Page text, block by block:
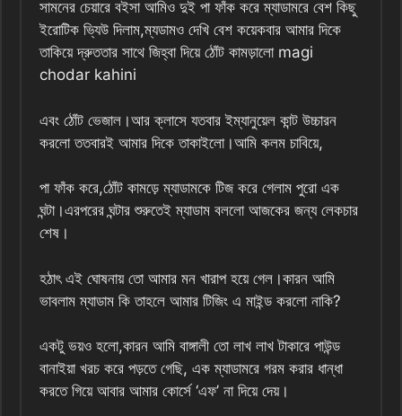
সামনের চেয়ারে বইসা আমিও দুই পা ফাঁক করে ম্যাডামরে বেশ কিছু
ইরোটিক ভ্যিউ দিলাম,ম্যডামও দেখি বেশ কয়েকবার আমার দিকে
তাকিয়ে দ্রুততার সাথে জিহ্বা দিয়ে ঠোঁট কামড়ালো magi
chodar kahini
এবং ঠোঁট ভেজাল।আর ক্লাসে যতবার ইম্যানুয়েল কান্ট উচ্চারন
করলো ততবারই আমার দিকে তাকাইলো।আমি কলম চাবিয়ে,
পা ফাঁক করে,ঠোঁট কামড়ে ম্যাডামকে টিজ করে গেলাম পুরো এক
ঘন্টা।এরপরের ঘন্টার শুরুতেই ম্যাডাম বললো আজকের জন্য লেকচার
শেষ।
হঠাৎ এই ঘোষনায় তো আমার মন খারাপ হয়ে গেল।কারন আমি
ভাবলাম ম্যাডাম কি তাহলে আমার টিজিং এ মাইন্ড করলো নাকি?
একটু ভয়ও হলো,কারন আমি বাঙ্গালী তো লাখ লাখ টাকারে পাউন্ড
বানাইয়া খরচ করে পড়তে গেছি, এক ম্যাডামরে গরম করার ধান্ধা
করতে গিয়ে আবার আমার কোর্সে ‘এফ’ না দিয়ে দেয়।